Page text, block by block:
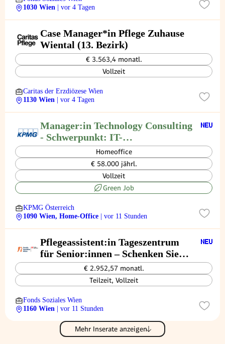
1030 Wien
| vor 4 Tagen
Case Manager*in Pflege Zuhause
Wiental (13. Bezirk)
€ 3.563,4 monatl.
Vollzeit
Caritas der Erzdiözese Wien
1130 Wien
| vor 4 Tagen
Manager:in Technology Consulting
- Schwerpunkt: IT-
Projektmanagement (Health
Care/KIS)
Homeoffice
€ 58.000 jährl.
Vollzeit
Green Job
KPMG Österreich
1090 Wien, Home-Office
| vor 11 Stunden
Pflegeassistent:in Tageszentrum
für Senior:innen – Schenken Sie
(sich) Lebensqualität! (26/07/WPB)
€ 2.952,57 monatl.
Teilzeit, Vollzeit
Fonds Soziales Wien
1160 Wien
| vor 11 Stunden
Mehr Inserate anzeigen